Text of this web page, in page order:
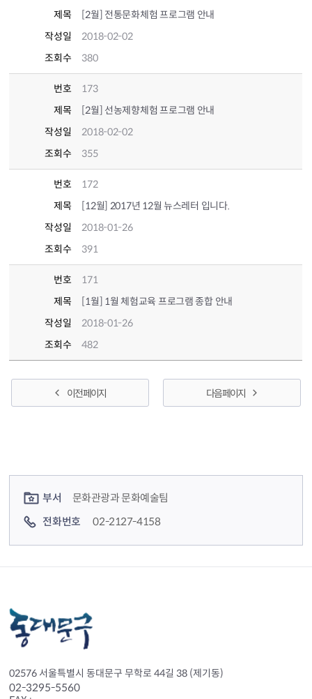
제목
[2월] 전통문화체험 프로그램 안내
작성일
2018-02-02
조회수
380
번호
173
제목
[2월] 선농제향체험 프로그램 안내
작성일
2018-02-02
조회수
355
번호
172
제목
[12월] 2017년 12월 뉴스레터 입니다.
작성일
2018-01-26
조회수
391
번호
171
제목
[1월] 1월 체험교육 프로그램 종합 안내
작성일
2018-01-26
조회수
482
이전 페이지 다음 페이지
부서
문화관광과 문화예술팀
전화번호
02-2127-4158
02576 서울특별시 동대문구 무학로 44길 38 (제기동)
02-3295-5560